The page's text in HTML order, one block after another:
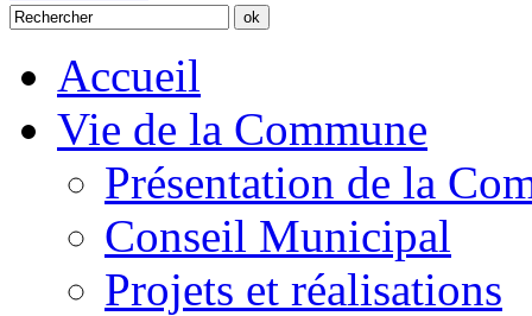
Accueil
Vie de la Commune
Présentation de la
Conseil Municipal
Projets et réalisations